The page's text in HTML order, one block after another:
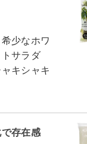
少なホワ
サラダ
キシャキ
存在感